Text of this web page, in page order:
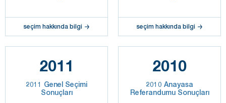
seçim hakkında bilgi seçim hakkında bilgi
2011
2011 Genel Seçimi
Sonuçları
2010
2010 Anayasa
Referandumu Sonuçları